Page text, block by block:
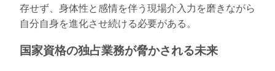
存せず、身体性と感情を伴う現場介入力を磨きながら
自分自身を進化させ続ける必要がある。
国家資格の独占業務が脅かされる未来